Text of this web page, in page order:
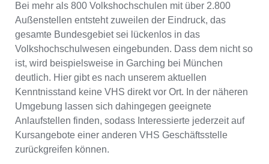
Bei mehr als 800 Volkshochschulen mit über 2.800
Außenstellen entsteht zuweilen der Eindruck, das
gesamte Bundesgebiet sei lückenlos in das
Volkshochschulwesen eingebunden. Dass dem nicht so
ist, wird beispielsweise in Garching bei München
deutlich. Hier gibt es nach unserem aktuellen
Kenntnisstand keine VHS direkt vor Ort. In der näheren
Umgebung lassen sich dahingegen geeignete
Anlaufstellen finden, sodass Interessierte jederzeit auf
Kursangebote einer anderen VHS Geschäftsstelle
zurückgreifen können.